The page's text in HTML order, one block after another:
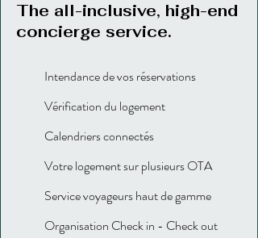
The all-inclusive, high-end
concierge service.
Intendance de vos réservations
Vérification du logement
Calendriers connectés
Votre logement sur plusieurs OTA
Service voyageurs haut de gamme
Organisation Check in - Check out